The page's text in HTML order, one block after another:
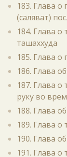
183. Глава
(саляват)
184. Глава о
ташаххуда
185. Глава о
186. Глава
187. Глава
руку во
188. Глава
189. Глава о
190. Глава
191. Глава